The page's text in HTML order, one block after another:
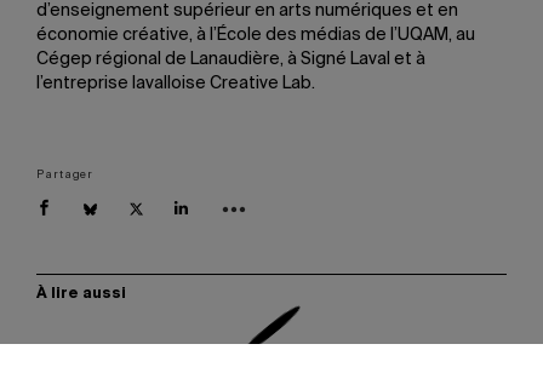
d’enseignement supérieur en arts numériques et en
économie créative, à l’École des médias de l’UQAM, au
Cégep régional de Lanaudière, à Signé Laval et à
l’entreprise lavalloise Creative Lab.
Partager
À lire aussi